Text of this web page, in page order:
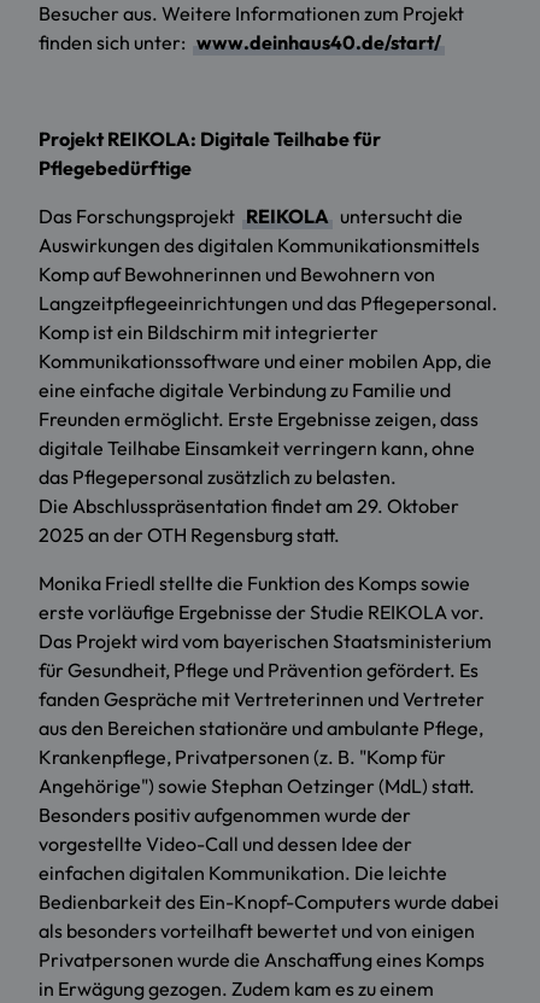
Besucher aus. Weitere Informationen zum Projekt
finden sich unter: www.deinhaus40.de/start/
Projekt REIKOLA: Digitale Teilhabe für
Pflegebedürftige
Das Forschungsprojekt REIKOLA untersucht die
Auswirkungen des digitalen Kommunikationsmittels
Komp auf Bewohnerinnen und Bewohnern von
Langzeitpflegeeinrichtungen und das Pflegepersonal.
Komp ist ein Bildschirm mit integrierter
Kommunikationssoftware und einer mobilen App, die
eine einfache digitale Verbindung zu Familie und
Freunden ermöglicht. Erste Ergebnisse zeigen, dass
digitale Teilhabe Einsamkeit verringern kann, ohne
das Pflegepersonal zusätzlich zu belasten.
Die Abschlusspräsentation findet am 29. Oktober
2025 an der OTH Regensburg statt.
Monika Friedl stellte die Funktion des Komps sowie
erste vorläufige Ergebnisse der Studie REIKOLA vor.
Das Projekt wird vom bayerischen Staatsministerium
für Gesundheit, Pflege und Prävention gefördert. Es
fanden Gespräche mit Vertreterinnen und Vertreter
aus den Bereichen stationäre und ambulante Pflege,
Krankenpflege, Privatpersonen (z. B. "Komp für
Angehörige") sowie Stephan Oetzinger (MdL) statt.
Besonders positiv aufgenommen wurde der
vorgestellte Video-Call und dessen Idee der
einfachen digitalen Kommunikation. Die leichte
Bedienbarkeit des Ein-Knopf-Computers wurde dabei
als besonders vorteilhaft bewertet und von einigen
Privatpersonen wurde die Anschaffung eines Komps
in Erwägung gezogen. Zudem kam es zu einem